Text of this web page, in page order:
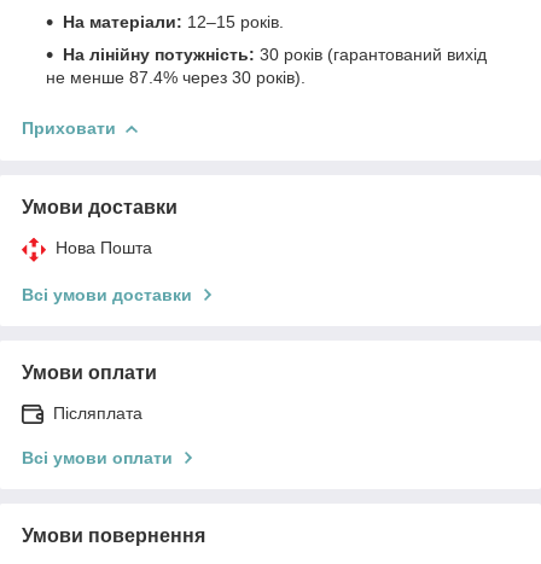
На матеріали: 12–15 років.
На лінійну потужність: 30 років (гарантований вихід
не менше 87.4% через 30 років).
Приховати
Умови доставки
Нова Пошта
Всі умови доставки
Умови оплати
Післяплата
Всі умови оплати
Умови повернення